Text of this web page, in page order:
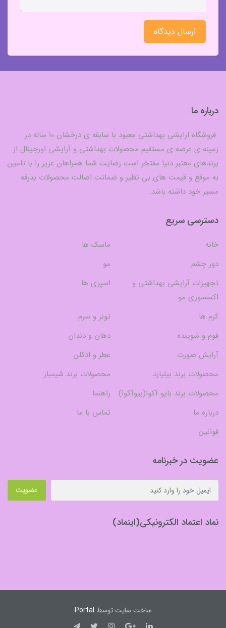
ارسال دیدگاه
درباره ما
فروشگاه ارایشی بهداشتی معبود با سابقه ی درخشان 10 ساله در
زمینه ی عرضه ی مستقیم محصولات بهداشتی و آرایشی اورجینال از
برندهای معتبر دنیا مفتخر است رضایت شما همراهان عزیز را با تامین
به موقع و قیمت های بی نظیر و ضمانت اصالت محصولات بدرقه
مسیر خود داشته باشد.
دسترسی سریع
خانه
ماسک ها
دور چشم
مو
تجهیزات آرایشی بهداشتی و
اکسسوری مو
اسپری ها
کرم ها
تونر و سرم
فوم و شوینده
دهان و دندان
آرایش صورت
عطر و ادکلن
محصولات برند بیلیارد
محصولات برند شیمبار
محصولات برند بایو آکوا(بیوآکوا)
راهنما
درباره ما
تماس با ما
قوانین
عضویت در خبرنامه
عضویت
نماد اعتماد الکترونیکی(اینماد)
ساخت سایت توسط Portal